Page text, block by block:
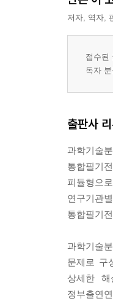
저자, 역자,
접수된
독자
출판사
과학기술
통합필기
피듈형으
연구기관
통합필기
과학기술
문제로 구
상세한
정부출연